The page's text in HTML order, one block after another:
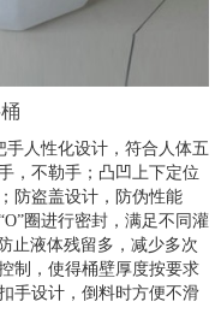
人性化设计，符合人体五
，不勒手；凸凹上下定位
防盗盖设计，防伪性能
圈进行密封，满足不同灌
止液体残留多，减少多次
制，使得桶壁厚度按要求
手设计，倒料时方便不滑